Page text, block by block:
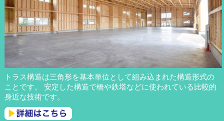
トラス構造は三角形を基本単位として組み込まれた構造形式の
ことです。 安定した構造で橋や鉄塔などに使われている比較的
身近な技術です。